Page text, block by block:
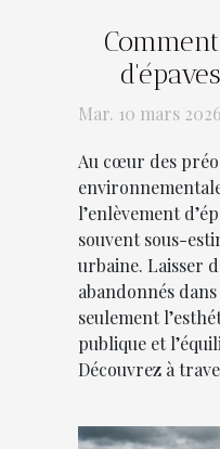
Mar. 10 mars
Au cœur des
l’enlèvement
souvent sous-
urbaine. Laisser
abandonnés
seulement
publique et
Découvrez à